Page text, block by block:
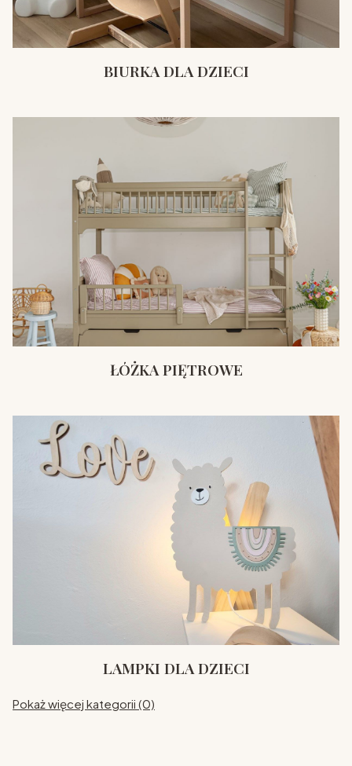
BIURKA DLA DZIECI
ŁÓŻKA PIĘTROWE
LAMPKI DLA DZIECI
Pokaż więcej kategorii (0)